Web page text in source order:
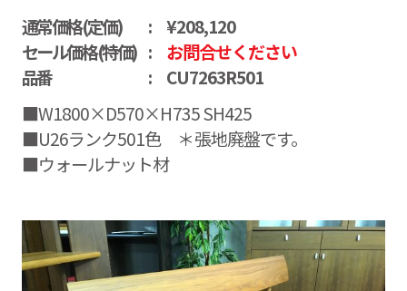
通常価格(定価)
¥208,120
セール価格(特価)
お問合せください
品番
CU7263R501
■W1800×D570×H735 SH425
■U26ランク501色 ＊張地廃盤です。
■ウォールナット材